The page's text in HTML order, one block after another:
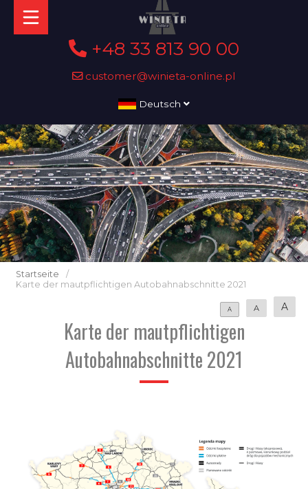
+48 33 813 90 00
customer@winieta-online.pl
Deutsch
Startseite
/
Karte der mautpflichtigen Autobahnabschnitte 2021
A A A
Karte der mautpflichtigen
Autobahnabschnitte 2021